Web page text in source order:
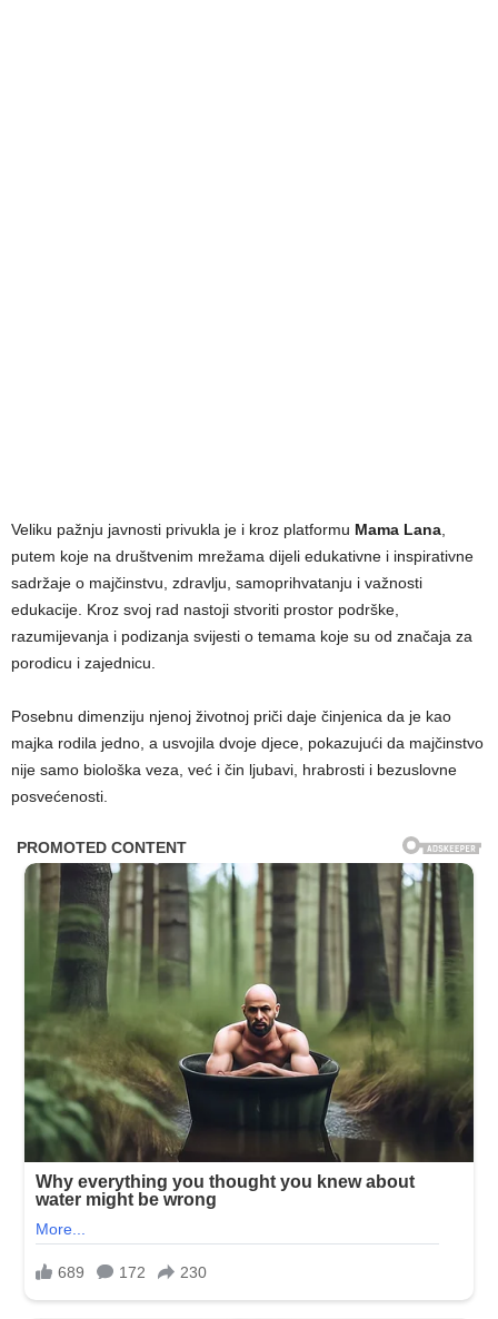
Veliku pažnju javnosti privukla je i kroz platformu Mama Lana
putem koje na društvenim mrežama dijeli edukativne i inspirativne
sadržaje o majčinstvu, zdravlju, samoprihvatanju i važnosti
edukacije. Kroz svoj rad nastoji stvoriti prostor podrške,
razumijevanja i podizanja svijesti o temama koje su od značaja za
porodicu i zajednicu.
Posebnu dimenziju njenoj životnoj priči daje činjenica da je kao
majka rodila jedno, a usvojila dvoje djece, pokazujući da majčinstvo
nije samo biološka veza, već i čin ljubavi, hrabrosti i bezuslovne
posvećenosti.